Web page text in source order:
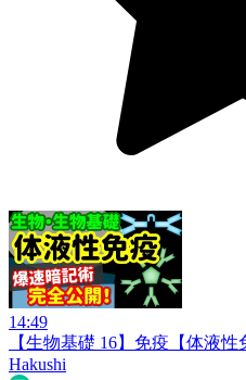
14:49
【生物基礎 16】免疫【体液
Hakushi